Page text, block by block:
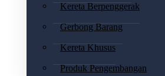
Kereta Berpenggerak
Gerbong Barang
Kereta Khusus
Produk Pengembangan